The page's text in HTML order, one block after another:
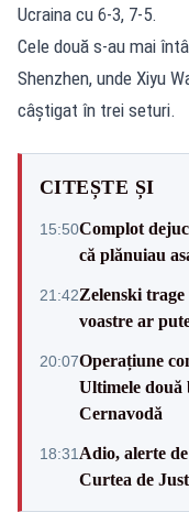
Ucraina cu 6-3, 7-5.
Cele două s-au mai
Shenzhen, unde Xiyu
câştigat în trei seturi.
CITEȘTE ȘI
15:50Complot
că plănuiau
21:42Zelenski
voastre ar
20:07Operațiune
Ultimele două
Cernavodă
18:31 Adio, alerte
Curtea de